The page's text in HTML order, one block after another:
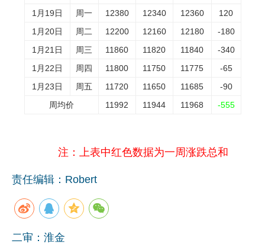
地矿 建设
党建工作
《资源再生》杂志
1月19日
周一 12380 12340 12360
120
1月20日
周二 12200 12160 12180
-180
1月21日
周三 11860 11820 11840
-340
1月22日
周四 11800 11750 11775
-65
1月23日
周五 11720 11650 11685
-90
周均价
11992 11944 11968 -555
注：上表中红色数据为一周涨跌总和
责任编辑：Robert
二审：淮金